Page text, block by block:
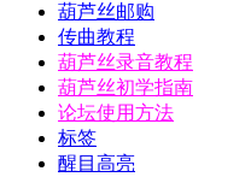
葫芦丝邮购
传曲教程
葫芦丝录音教程
葫芦丝初学指南
论坛使用方法
标签
醒目高亮